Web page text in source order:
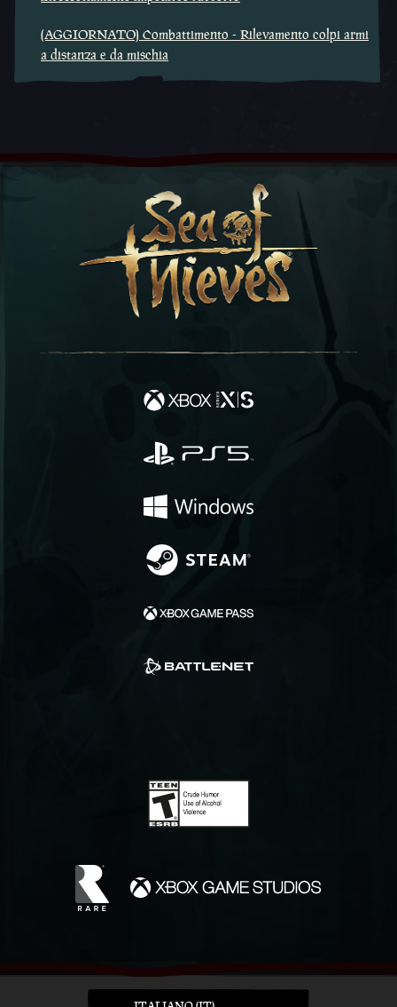
(AGGIORNATO) Combattimento - Rilevamento colpi armi
a distanza e da mischia